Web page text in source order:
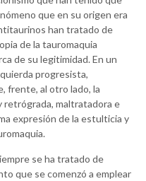
que en su origen era
han tratado de
de la tauromaquia
de su legitimidad. En un
progresista,
frente, al otro lado, la
retrógrada, maltratadora e
expresión de la estulticia y
se ha tratado de
que se comenzó a emplear